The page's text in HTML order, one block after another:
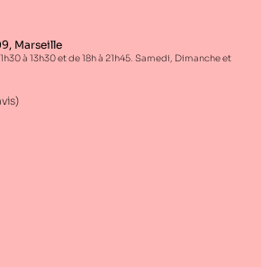
Marseille
à 13h30 et de 18h à 21h45. Samedi, Dimanche et